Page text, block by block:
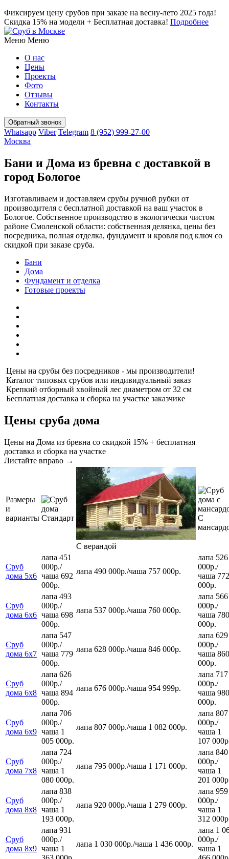
Фиксируем цену срубов при заказе на весну-лето 2025 года!
Скидка 15% на модели + Бесплатная доставка! Подробнее
Меню Меню
О нас
Цены
Проекты
Фото
Отзывы
Контакты
Whatsapp Viber Telegram 8 (952) 999-27-00
Москва
Бани и Дома из бревна с доставкой в
город Бологое
Изготавливаем и доставляем срубы ручной рубки от
производителя с бесплатной доставкой на ваш участок в
Бологое. Собственное производство в экологически чистом
районе Смоленской области: собственная делянка, цены без
посредника, полная отделка, фундамент и кровля под ключ со
скидкой при заказе сруба.
Бани
Дома
Фундамент и отделка
Готовые проекты
Цены на срубы без посредников - мы производители!
Каталог типовых срубов или индивидуальный заказ
Крепкий отборный хвойный лес диаметром от 32 см
Бесплатная доставка и сборка на участке заказчике
Цены сруба дома
Цены на Дома из бревна со скидкой 15% + бесплатная
доставка и сборка на участке
Листайте вправо →
Размеры
и
варианты Стандарт
С верандой
С
Сруб
дома 5х6
лапа 451
000р./
чаша 692
000р.
лапа 490 000р./чаша 757 000р.
лапа 526
000р./
чаша 772
000р.
Сруб
дома 6х6
лапа 493
000р./
чаша 698
000р.
лапа 537 000р./чаша 760 000р.
лапа 566
000р./
чаша 780
000р.
Сруб
дома 6х7
лапа 547
000р./
чаша 779
000р.
лапа 628 000р./чаша 846 000р.
лапа 629
000р./
чаша 860
000р.
Сруб
дома 6х8
лапа 626
000р./
чаша 894
000р.
лапа 676 000р./чаша 954 999р.
лапа 717
000р./
чаша 980
000р.
Сруб
дома 6х9
лапа 706
000р./
чаша 1
005 000р.
лапа 807 000р./чаша 1 082 000р.
лапа 807
000р./
чаша 1
107
Сруб
дома 7х8
лапа 724
000р./
чаша 1
080 000р.
лапа 795 000р./чаша 1 171 000р.
лапа 840
000р./
чаша 1
201
Сруб
дома 8х8
лапа 838
000р./
чаша 1
193 000р.
лапа 920 000р./чаша 1 279 000р.
лапа 959
000р./
чаша 1
312
Сруб
дома 8х9
лапа 931
000р./
чаша 1
лапа 1 030 000р./чаша 1 436 000р.
лапа 1
000р./
чаша 1